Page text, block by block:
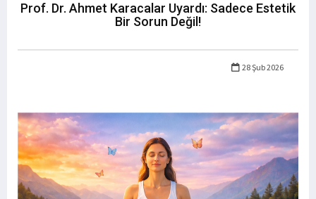
Prof. Dr. Ahmet Karacalar Uyardı: Sadece Estetik
Bir Sorun Değil!
28 Şub 2026